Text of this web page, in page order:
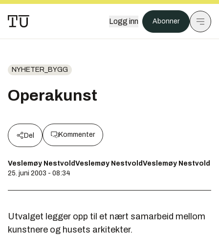
Logg inn Abonner
NYHETER_BYGG
Operakunst
Del Kommenter
Veslemøy NestvoldVeslemøy NestvoldVeslemøy Nestvold
25. juni 2003 - 08:34
Utvalget legger opp til et nært samarbeid mellom
kunstnere og husets arkitekter.